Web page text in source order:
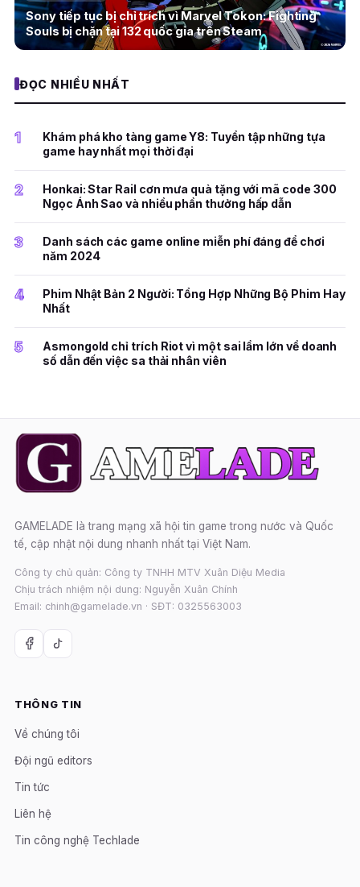
Sony tiếp tục bị chỉ trích vì Marvel Tokon: Fighting
Souls bị chặn tại 132 quốc gia trên Steam
ĐỌC NHIỀU NHẤT
1
Khám phá kho tàng game Y8: Tuyển tập những tựa
game hay nhất mọi thời đại
2
Honkai: Star Rail cơn mưa quà tặng với mã code 300
Ngọc Ánh Sao và nhiều phần thưởng hấp dẫn
3
Danh sách các game online miễn phí đáng để chơi
năm 2024
4
Phim Nhật Bản 2 Người: Tổng Hợp Những Bộ Phim Hay
Nhất
5
Asmongold chỉ trích Riot vì một sai lầm lớn về doanh
số dẫn đến việc sa thải nhân viên
GAMELADE là trang mạng xã hội tin game trong nước và Quốc
tế, cập nhật nội dung nhanh nhất tại Việt Nam.
Công ty chủ quản: Công ty TNHH MTV Xuân Diệu Media
Chịu trách nhiệm nội dung: Nguyễn Xuân Chính
Email: chinh@gamelade.vn · SĐT: 0325563003
THÔNG TIN
Về chúng tôi
Đội ngũ editors
Tin tức
Liên hệ
Tin công nghệ Techlade